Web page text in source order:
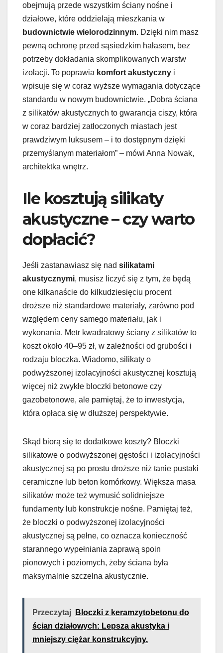
obejmują przede wszystkim ściany nośne i
działowe, które oddzielają mieszkania w
budownictwie wielorodzinnym. Dzięki nim masz
pewną ochronę przed sąsiedzkim hałasem, bez
potrzeby dokładania skomplikowanych warstw
izolacji. To poprawia komfort akustyczny i
wpisuje się w coraz wyższe wymagania dotyczące
standardu w nowym budownictwie. „Dobra ściana
z silikatów akustycznych to gwarancja ciszy, która
w coraz bardziej zatłoczonych miastach jest
prawdziwym luksusem – i to dostępnym dzięki
przemyślanym materiałom” – mówi Anna Nowak,
architektka wnętrz.
Ile kosztują silikaty
akustyczne – czy warto
dopłacić?
Jeśli zastanawiasz się nad silikatami
akustycznymi, musisz liczyć się z tym, że będą
one kilkanaście do kilkudziesięciu procent
droższe niż standardowe materiały, zarówno pod
względem ceny samego materiału, jak i
wykonania. Metr kwadratowy ściany z silikatów to
koszt około 40–95 zł, w zależności od grubości i
rodzaju bloczka. Wiadomo, silikaty o
podwyższonej izolacyjności akustycznej kosztują
więcej niż zwykłe bloczki betonowe czy
gazobetonowe, ale pamiętaj, że to inwestycja,
która opłaca się w dłuższej perspektywie.
Skąd biorą się te dodatkowe koszty? Bloczki
silikatowe o podwyższonej gęstości i izolacyjności
akustycznej są po prostu droższe niż tanie pustaki
ceramiczne lub beton komórkowy. Większa masa
silikatów może też wymusić solidniejsze
fundamenty lub konstrukcje nośne. Pamiętaj też,
że bloczki o podwyższonej izolacyjności
akustycznej są pełne, co oznacza konieczność
starannego wypełniania zaprawą spoin
pionowych i poziomych, żeby ściana była
maksymalnie szczelna akustycznie.
Przeczytaj
Bloczki z keramzytobetonu do
ścian działowych: Lepsza akustyka i
mniejszy ciężar konstrukcyjny.